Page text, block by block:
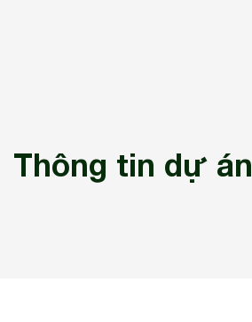
Thông tin dự án